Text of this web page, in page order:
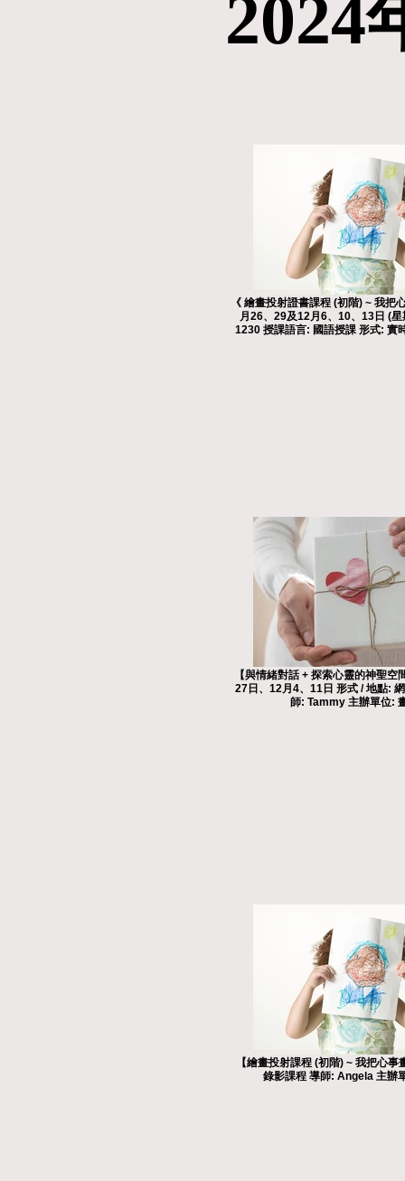
2024
2024
《 繪畫投射證書課程 (初階) ~ 我把
月26、29及12月6、10、13日 (
1230 授課語言: 國語授課 形式: 實
【與情緒對話 + 探索心靈的神聖空
27日、12月4、11日 形式 / 地點:
師: Tammy 主辦單位:
【繪畫投射課程 (初階) ~ 我把心
錄影課程 導師: Angela 主辦